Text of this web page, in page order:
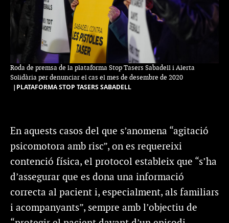
Roda de premsa de la plataforma Stop Tasers Sabadell i Alerta
Solidària per denunciar el cas el mes de desembre de 2020
|PLATAFORMA STOP TASERS SABADELL
En aquests casos del que s’anomena “agitació
psicomotora amb risc”, on es requereixi
contenció física, el protocol estableix que “s’ha
d’assegurar que es dona una informació
correcta al pacient i, especialment, als familiars
i acompanyants”, sempre amb l’objectiu de